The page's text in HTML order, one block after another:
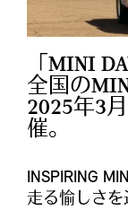
「MINI
全国の
2025年3
催。
INSPIRING
走る愉しさを